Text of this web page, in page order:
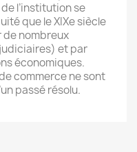
l’institution se
que le XIXe siècle
de nombreux
et par
économiques.
commerce ne sont
passé résolu.